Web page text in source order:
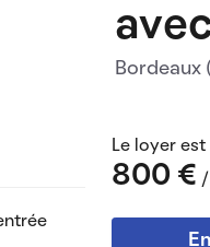
Le loyer est
800 € /